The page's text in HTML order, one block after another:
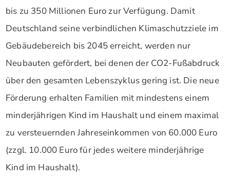
bis zu 350 Millionen Euro zur Verfügung. Damit
Deutschland seine verbindlichen Klimaschutzziele im
Gebäudebereich bis 2045 erreicht, werden nur
Neubauten gefördert, bei denen der CO2-Fußabdruck
über den gesamten Lebenszyklus gering ist. Die neue
Förderung erhalten Familien mit mindestens einem
minderjährigen Kind im Haushalt und einem maximal
zu versteuernden Jahreseinkommen von 60.000 Euro
(zzgl. 10.000 Euro für jedes weitere minderjährige
Kind im Haushalt).